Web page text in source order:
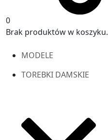
0
Brak produktów w koszyku.
MODELE
TOREBKI DAMSKIE